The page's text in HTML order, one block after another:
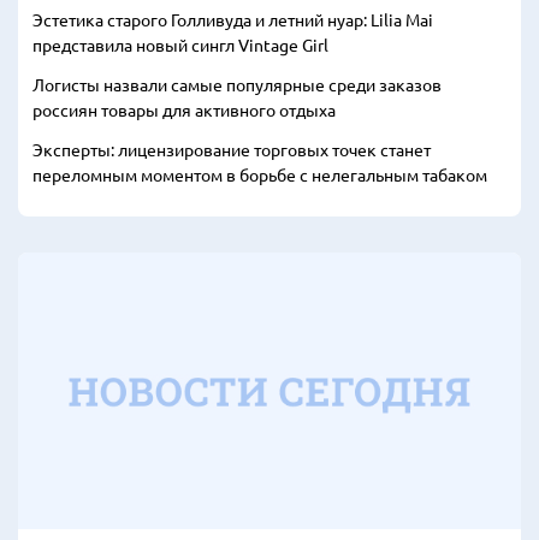
Эстетика старого Голливуда и летний нуар: Lilia Mai
представила новый сингл Vintage Girl
Логисты назвали самые популярные среди заказов
россиян товары для активного отдыха
Эксперты: лицензирование торговых точек станет
переломным моментом в борьбе с нелегальным табаком